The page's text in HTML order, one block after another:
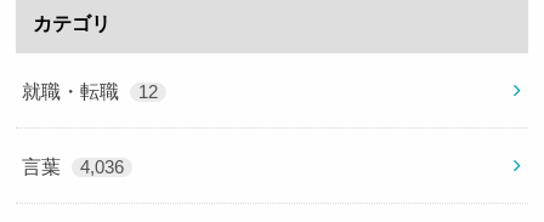
カテゴリ
就職・転職 12
言葉 4,036